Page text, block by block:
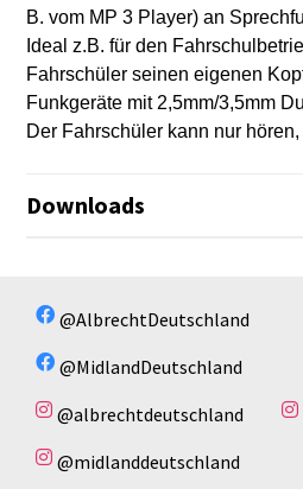
B. vom MP 3 Player) an
Ideal z.B. für den
Fahrschüler seinen eigenen
Funkgeräte mit 2,5mm/3,5mm
Der Fahrschüler kann nur
Downloads
@AlbrechtDeutschland
@MidlandDeutschland
@albrechtdeutschland
@midlanddeutschland